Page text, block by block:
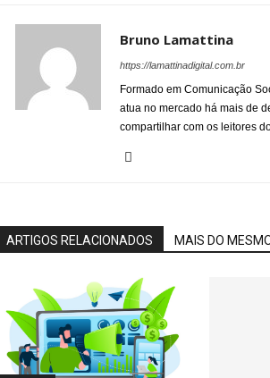
Bruno Lamattina
https://lamattinadigital.com.br
Formado em Comunicação
atua no mercado há mais de
compartilhar com os leitores
ARTIGOS RELACIONADOS MAIS DO